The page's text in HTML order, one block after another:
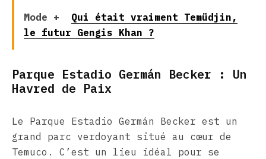
Mode +
Qui était vraiment Temüdjin,
le futur Gengis Khan ?
Parque Estadio Germán Becker : Un
Havred de Paix
Le Parque Estadio Germán Becker est un
grand parc verdoyant situé au cœur de
Temuco. C’est un lieu idéal pour se